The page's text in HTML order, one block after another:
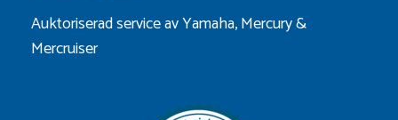
Auktoriserad service av Yamaha, Mercury &
Mercruiser